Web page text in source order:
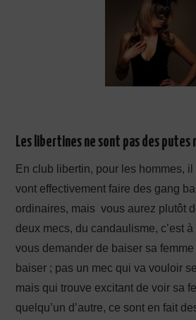
Les libertines ne sont pas des putes
En club libertin, pour les hommes,
vont effectivement faire des gang
ordinaires, mais vous aurez plutôt
deux mecs, du candaulisme, c’est
vous demander de baiser sa
baiser ; pas un mec qui va vouloir
mais qui trouve excitant de voir sa
quelqu’un d’autre, ce sont en fait